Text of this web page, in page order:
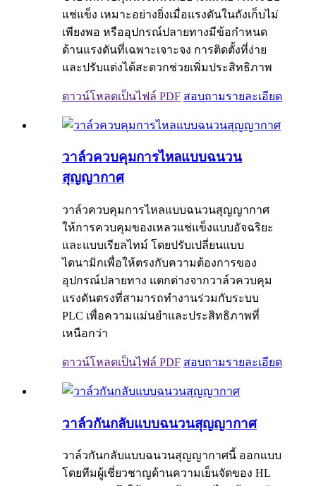
แช่แข็ง เหมาะอย่างยิ่งเมื่อแรงดันในถังเก็บไม่
เพียงพอ หรืออุปกรณ์ปลายทางมีข้อกำหนด
ด้านแรงดันที่เฉพาะเจาะจง การติดตั้งที่ง่าย
และปรับแต่งได้สะดวกช่วยเพิ่มประสิทธิภาพ
ดาวน์โหลดเป็นไฟล์ PDF สอบถามรายละเอียด
วาล์วควบคุมการไหลแบบฉนวน
สุญญากาศ
วาล์วควบคุมการไหลแบบฉนวนสุญญากาศ
ให้การควบคุมของเหลวแช่แข็งแบบอัจฉริยะ
และแบบเรียลไทม์ โดยปรับเปลี่ยนแบบ
ไดนามิกเพื่อให้ตรงกับความต้องการของ
อุปกรณ์ปลายทาง แตกต่างจากวาล์วควบคุม
แรงดันตรงที่สามารถทำงานร่วมกับระบบ
PLC เพื่อความแม่นยำและประสิทธิภาพที่
เหนือกว่า
ดาวน์โหลดเป็นไฟล์ PDF สอบถามรายละเอียด
วาล์วกันกลับแบบฉนวนสุญญากาศ
วาล์วกันกลับแบบฉนวนสุญญากาศนี้ ออกแบบ
โดยทีมผู้เชี่ยวชาญด้านความเย็นจัดของ HL